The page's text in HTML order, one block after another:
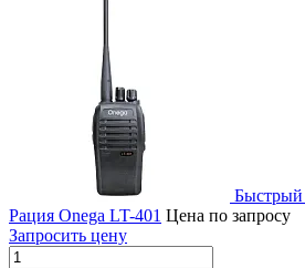
Быстрый
Рация Onega LT-401 Цена по запросу
Запросить цену